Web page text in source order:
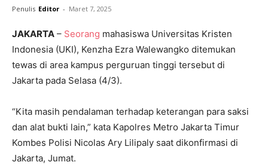
Penulis Editor - Maret 7, 2025
JAKARTA – Seorang mahasiswa Universitas Kristen
Indonesia (UKI), Kenzha Ezra Walewangko ditemukan
tewas di area kampus perguruan tinggi tersebut di
Jakarta pada Selasa (4/3).
“Kita masih pendalaman terhadap keterangan para saksi
dan alat bukti lain,” kata Kapolres Metro Jakarta Timur
Kombes Polisi Nicolas Ary Lilipaly saat dikonfirmasi di
Jakarta, Jumat.